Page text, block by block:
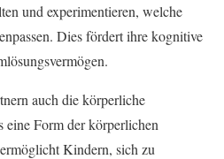
und experimentieren, welche
Dies fördert ihre kognitive
auch die körperliche
eine Form der körperlichen
Kindern, sich zu